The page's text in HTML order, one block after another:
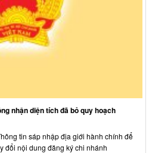
nhận diện tích đã bỏ quy hoạch
tin sáp nhập địa giới hành chính để
đổi nội dung đăng ký chi nhánh